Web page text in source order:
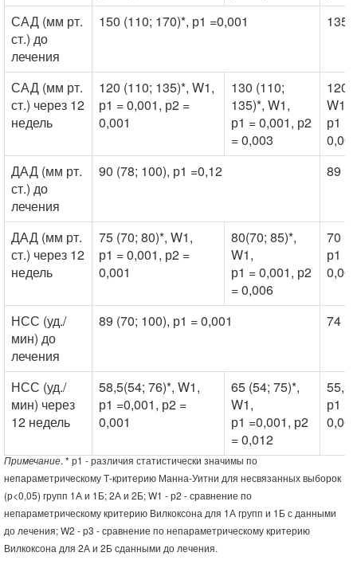
САД (мм рт.
ст.) до
лечения
150 (110; 170)*, р1 =0,001 135
САД (мм рт.
ст.) через 12
недель
120 (110; 135)*, W1,
р1 = 0,001, р2 =
0,001
130 (110;
135)*, W1,
р1 = 0,001, р2
= 0,003
W1,
р1 =
ДАД (мм рт.
ст.) до
лечения
90 (78; 100), р1 =0,12 89
ДАД (мм рт.
ст.) через 12
недель
75 (70; 80)*, W1,
р1 = 0,001, р2 =
0,001
80(70; 85)*,
W1,
р1 = 0,001, р2
= 0,006
70
р1
НСС (уд./
мин) до
лечения
89 (70; 100), р1 = 0,001 74
НСС (уд./
мин) через
12 недель
58,5(54; 76)*, W1,
р1 =0,001, р2 =
0,001
65 (54; 75)*,
W1,
р1 =0,001, р2
= 0,012
55,5
р1
Примечание. * р1 - различия статистически значимы по
непараметрическому Т-критерию Манна-Уитни для несвязанных выборок
(р<0,05) групп 1А и 1Б; 2А и 2Б; W1 - р2 - сравнение по
непараметрическому критерию Вилкоксона для 1А групп и 1Б с данными
до лечения; W2 - p3 - сравнение по непараметрическому критерию
Вилкоксона для 2А и 2Б сданными до лечения.